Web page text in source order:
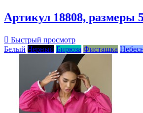
Артикул 18808, размеры
 Быстрый просмотр
Белый Черный Бирюза Фисташка